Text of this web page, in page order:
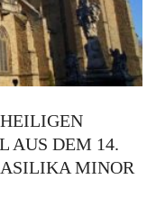
AUS DEM 14.
MINOR